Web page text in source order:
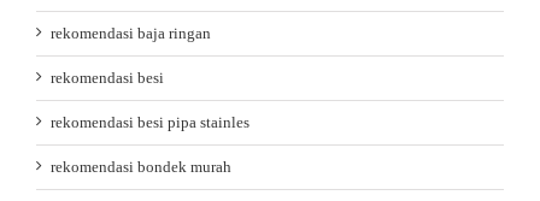
rekomendasi baja ringan
rekomendasi besi
rekomendasi besi pipa stainles
rekomendasi bondek murah